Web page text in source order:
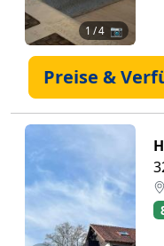
1 / 4 📷
Preise &